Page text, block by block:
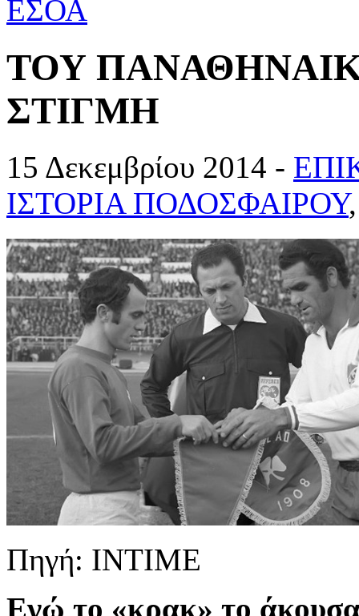
ΤΟΥ
ΣΤΙΓΜΗ
15 Δεκεμβρίου 2014 -
ΙΣΤΟΡΙΑ ΠΟΔΟΣΦΑΙΡΟΥ
Πηγή: INTIME
Εγώ το «κρακ» το